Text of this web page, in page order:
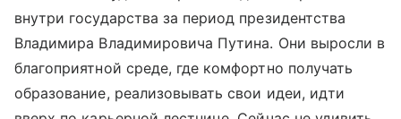
внутри государства за период президентства
Владимира Владимировича Путина. Они выросли в
благоприятной среде, где комфортно получать
образование, реализовывать свои идеи, идти